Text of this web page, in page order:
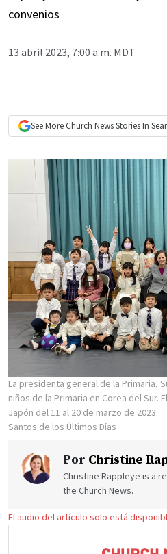
convenios
13 abril 2023, 7:00 a.m. MDT
See More Church NewsStories In
La presidenta general de la Primaria,
niños de la Primaria en Corea del Sur.
Japón del 11 al 20 de marzo de 2023.
Santos de los Últimos Días
Por Christine
Christine Rappleye is a
the Church News.
El audio del artículo solo está